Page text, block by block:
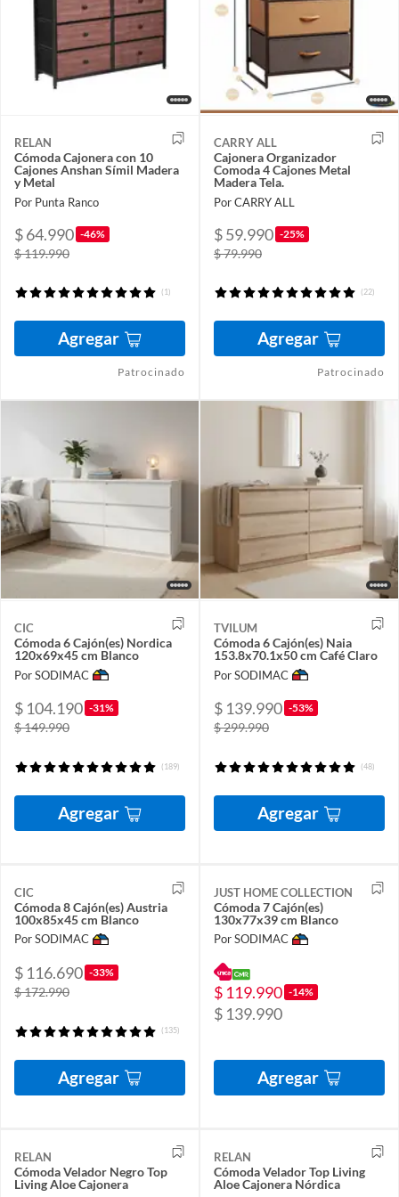
RELAN
Cómoda Cajonera con 10
Cajones Anshan Símil Madera
y Metal
Por Punta Ranco
$ 64.990 -46%
$ 119.990
(1)
Agregar
Patrocinado
CARRY ALL
Cajonera Organizador
Comoda 4 Cajones Metal
Madera Tela.
Por CARRY ALL
$ 59.990 -25%
$ 79.990
(22)
Agregar
Patrocinado
CIC
Cómoda 6 Cajón(es) Nordica
120x69x45 cm Blanco
Por SODIMAC
$ 104.190 -31%
$ 149.990
(189)
Agregar
TVILUM
Cómoda 6 Cajón(es) Naia
153.8x70.1x50 cm Café Claro
Por SODIMAC
$ 139.990 -53%
$ 299.990
(48)
Agregar
CIC
Cómoda 8 Cajón(es) Austria
100x85x45 cm Blanco
Por SODIMAC
$ 116.690 -33%
$ 172.990
(135)
Agregar
JUST HOME COLLECTION
Cómoda 7 Cajón(es)
130x77x39 cm Blanco
Por SODIMAC
$ 119.990 -14%
$ 139.990
Agregar
RELAN
Cómoda Velador Negro Top
Living Aloe Cajonera
RELAN
Cómoda Velador Top Living
Aloe Cajonera Nórdica